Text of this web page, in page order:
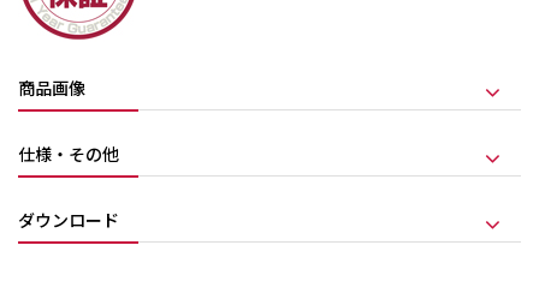
商品画像
仕様・その他
ダウンロード